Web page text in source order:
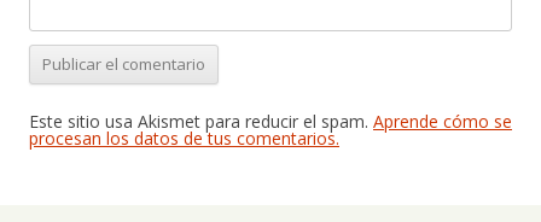
Este sitio usa Akismet para reducir el spam. Aprende cómo se
procesan los datos de tus comentarios.